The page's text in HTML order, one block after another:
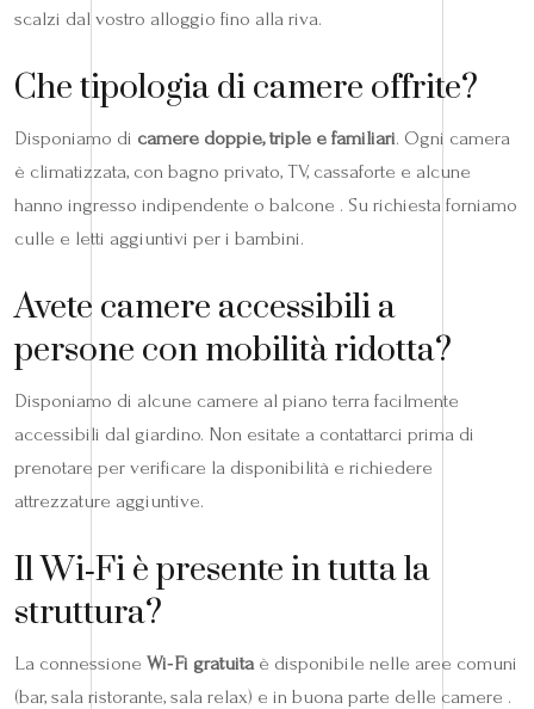
scalzi dal vostro alloggio fino alla riva.
Che tipologia di camere offrite?
Disponiamo di camere doppie, triple e familiari. Ogni camera
è climatizzata, con bagno privato, TV, cassaforte e alcune
hanno ingresso indipendente o balcone . Su richiesta forniamo
culle e letti aggiuntivi per i bambini.
Avete camere accessibili a
persone con mobilità ridotta?
Disponiamo di alcune camere al piano terra facilmente
accessibili dal giardino. Non esitate a contattarci prima di
prenotare per verificare la disponibilità e richiedere
attrezzature aggiuntive.
Il Wi‑Fi è presente in tutta la
struttura?
La connessione Wi‑Fi gratuitaè disponibile nelle aree comuni
(bar, sala ristorante, sala relax) e in buona parte delle camere .